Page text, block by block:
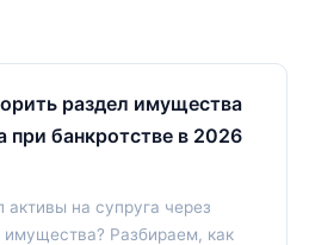
раздел имущества
при банкротстве в 2026
на супруга через
имущества? Разбираем, как